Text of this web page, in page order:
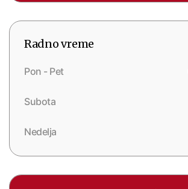
Radno vreme
Pon - Pet
Subota
Nedelja